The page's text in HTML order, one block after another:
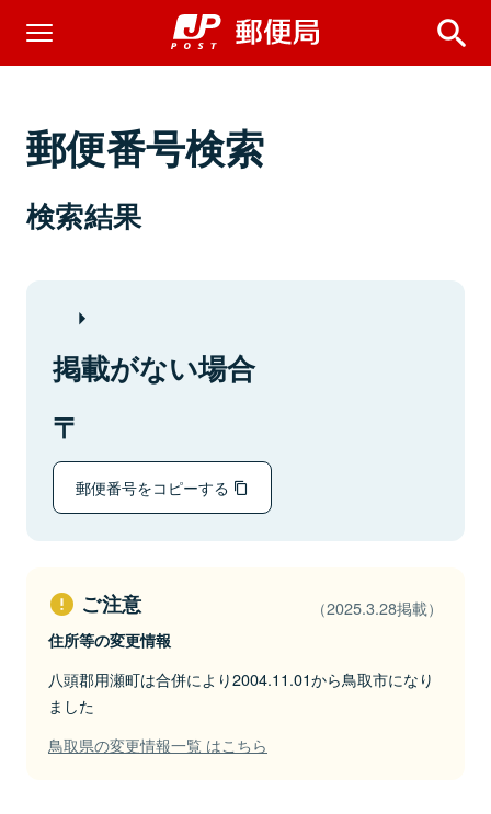
郵便番号検索
検索結果
掲載がない場合
郵便番号をコピーする
ご注意 （2025.3.28掲載）
住所等の変更情報
八頭郡用瀬町は合併により2004.11.01から鳥取市になり
ました
鳥取県の変更情報一覧 はこちら